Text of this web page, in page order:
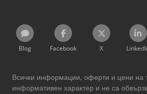
Blog Facebook X
Всички информации, оферти и цени на
информативен характер и не са